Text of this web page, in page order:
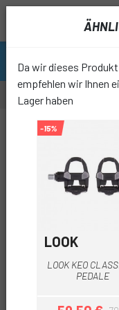
Da wir dieses
empfehlen wir Ihnen
Lager haben
-15%
LOOK
LOOK KEO
PEDALE